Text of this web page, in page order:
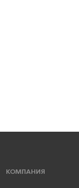
КОМПАНИЯ